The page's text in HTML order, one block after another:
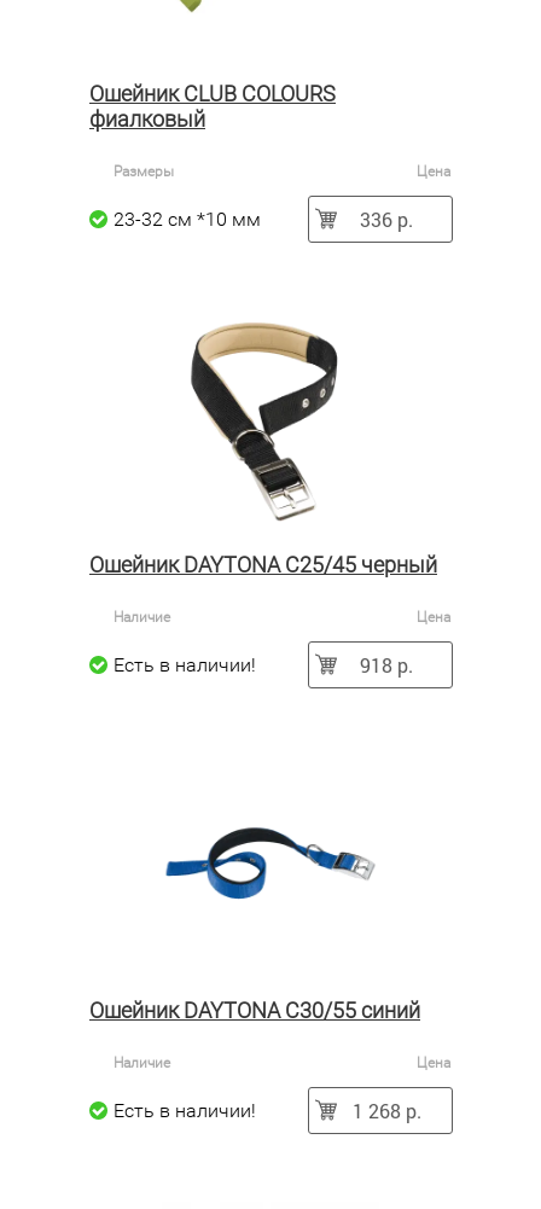
Ошейник CLUB COLOURS
фиалковый
Размеры Цена
23-32 см *10 мм 336 р.
Ошейник DAYTONA C25/45 черный
Наличие Цена
Есть в наличии! 918 р.
Ошейник DAYTONA C30/55 синий
Наличие Цена
Есть в наличии! 1 268 р.